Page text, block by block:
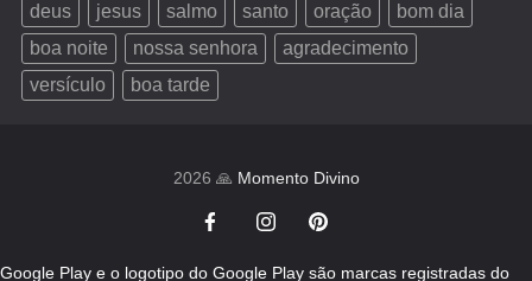
deus jesus salmo santo oração
bom dia
boa noite
nossa senhora
agradecimento
versículo
boa tarde
2026 🙏 Momento Divino
Google Play e o logotipo do Google Play são marcas registradas do